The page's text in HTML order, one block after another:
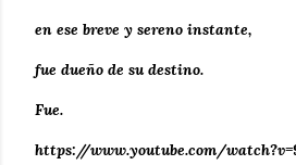
en ese breve y sereno instante,
fue dueño de su destino.
Fue.
https://www.youtube.com/